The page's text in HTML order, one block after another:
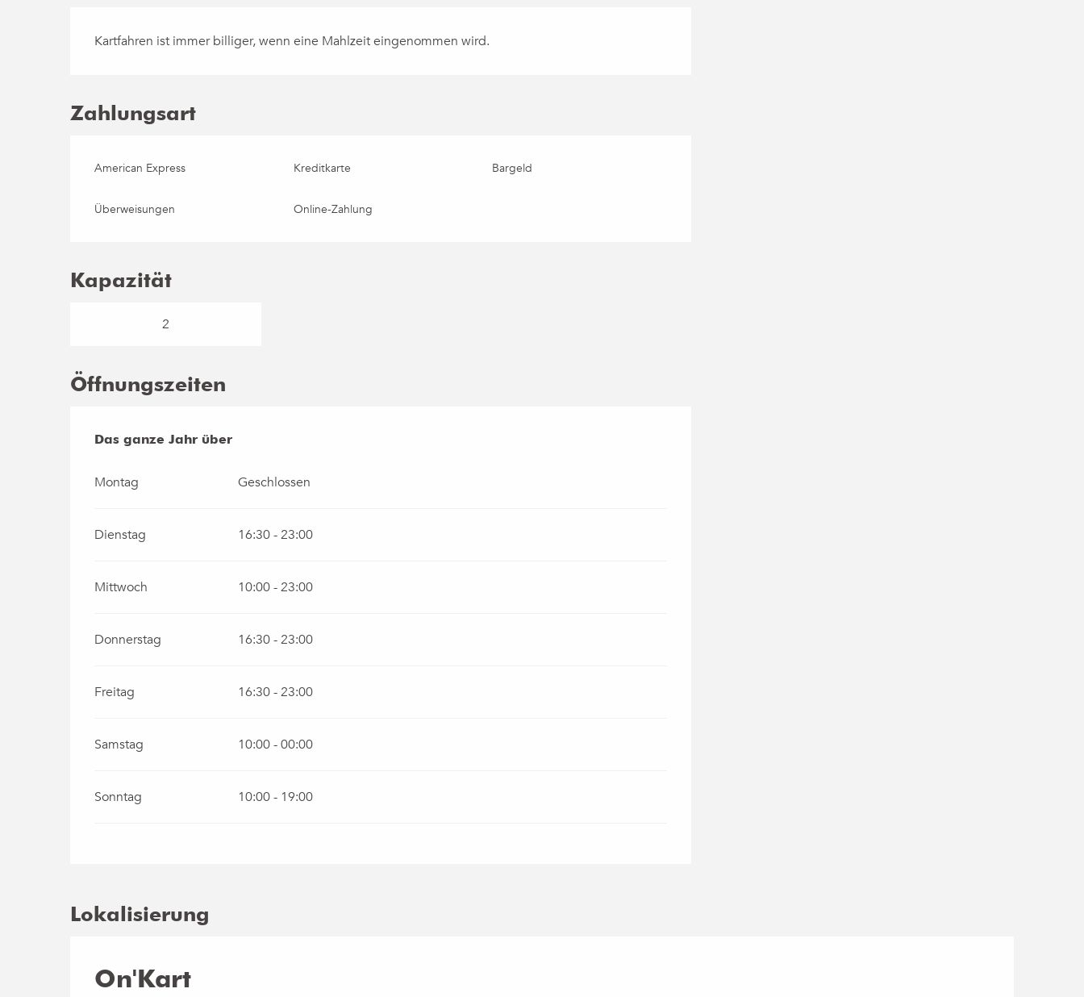
Kartfahren ist immer billiger, wenn eine Mahlzeit eingenommen wird.
Zahlungsart
American Express Kreditkarte Bargeld
Überweisungen Online-Zahlung
Kapazität
2
Öffnungszeiten
Das ganze Jahr über
Das ganze Jahr über
Montag Geschlossen
Dienstag 16:30 - 23:00
Mittwoch 10:00 - 23:00
Donnerstag 16:30 - 23:00
Freitag 16:30 - 23:00
Samstag 10:00 - 00:00
Sonntag 10:00 - 19:00
Lokalisierung
On'Kart